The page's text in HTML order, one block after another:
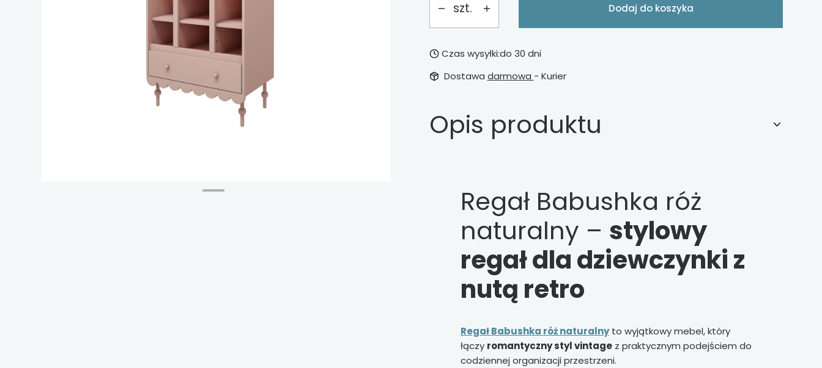
szt. Dodaj do koszyka
Czas wysyłki:do 30 dni
Dostawa darmowa - Kurier
Opis produktu
Regał Babushka róż
naturalny – stylowy
regał dla dziewczynki z
nutą retro
Regał Babushka róż naturalnyto wyjątkowy mebel, który
łączy romantyczny styl vintagez praktycznym podejściem do
codziennej organizacji przestrzeni.